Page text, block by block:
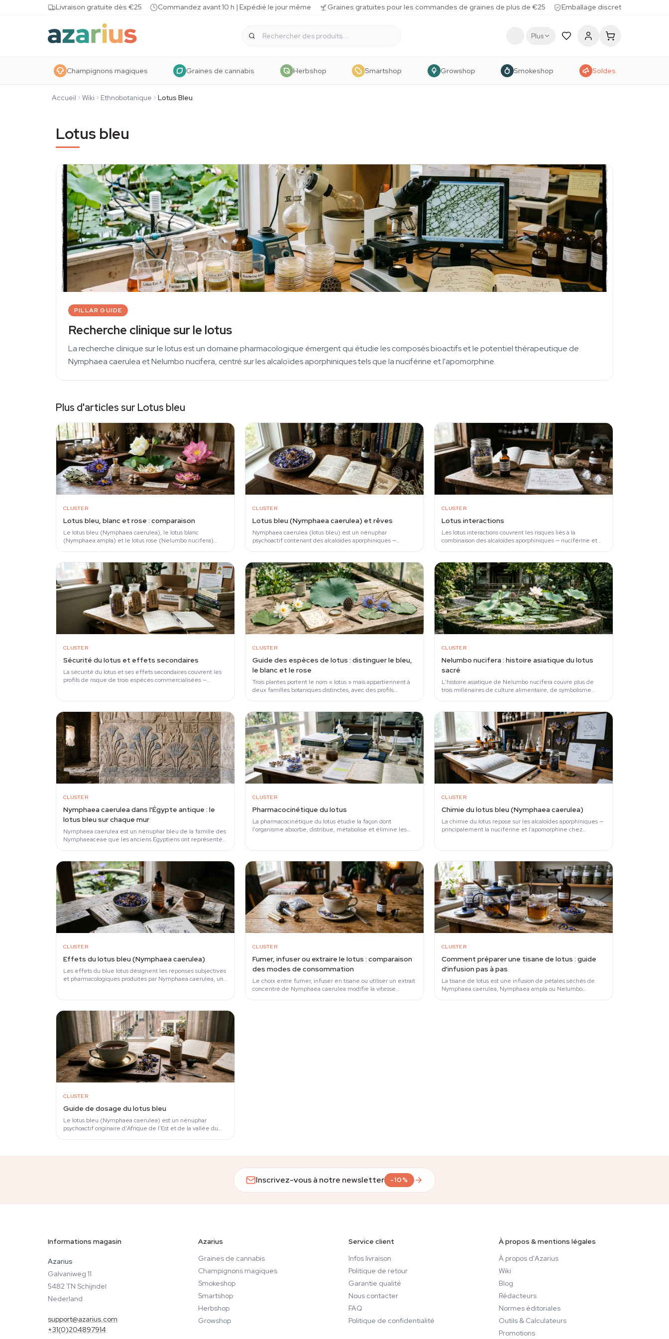
Skip to contentLivraison gratuite dès €25 Commandez avant 10 h | Expédié le jour même Graines gratuites pour les commandes de graines de plus de €25 Emballage discret
Plus
Champignons magiques Graines de cannabis Herbshop Smartshop Growshop Smokeshop Soldes
Accueil Wiki Ethnobotanique Lotus Bleu
Lotus bleu
PILLAR GUIDE
Recherche clinique sur le lotus
La recherche clinique sur le lotus est un domaine pharmacologique émergent qui étudie les composés bioactifs et le potentiel thérapeutique de
Nymphaea caerulea et Nelumbo nucifera, centré sur les alcaloïdes aporphiniques tels que la nuciférine et l'apomorphine.
Plus d'articles sur Lotus bleu
CLUSTER
Lotus bleu, blanc et rose : comparaison
Le lotus bleu (Nymphaea caerulea), le lotus blanc
(Nymphaea ampla) et le lotus rose (Nelumbo nucifera)
CLUSTER
Lotus bleu (Nymphaea caerulea) et rêves
Nymphaea caerulea (lotus bleu) est un nénuphar
psychoactif contenant des alcaloïdes aporphiniques —
CLUSTER
Lotus interactions
Les lotus interactions couvrent les risques liés à la
combinaison des alcaloïdes aporphiniques — nuciférine et
CLUSTER
Sécurité du lotus et effets secondaires
La sécurité du lotus et ses effets secondaires couvrent les
profils de risque de trois espèces commercialisées —
CLUSTER
Guide des espèces de lotus : distinguer le bleu,
le blanc et le rose
Trois plantes portent le nom « lotus » mais appartiennent à
deux familles botaniques distinctes, avec des profils
CLUSTER
Nelumbo nucifera : histoire asiatique du lotus
sacré
L'histoire asiatique de Nelumbo nucifera couvre plus de
trois millénaires de culture alimentaire, de symbolisme
CLUSTER
Nymphaea caerulea dans l'Égypte antique : le
lotus bleu sur chaque mur
Nymphaea caerulea est un nénuphar bleu de la famille des
Nymphaeaceae que les anciens Égyptiens ont représenté
CLUSTER
Pharmacocinétique du lotus
La pharmacocinétique du lotus étudie la façon dont
l'organisme absorbe, distribue, métabolise et élimine les
CLUSTER
Chimie du lotus bleu (Nymphaea caerulea)
La chimie du lotus repose sur les alcaloïdes aporphiniques —
principalement la nuciférine et l'apomorphine chez
CLUSTER
Effets du lotus bleu (Nymphaea caerulea)
Les effets du blue lotus désignent les réponses subjectives
et pharmacologiques produites par Nymphaea caerulea, un
CLUSTER
Fumer, infuser ou extraire le lotus : comparaison
des modes de consommation
Le choix entre fumer, infuser en tisane ou utiliser un extrait
concentré de Nymphaea caerulea modifie la vitesse
CLUSTER
Comment préparer une tisane de lotus : guide
d'infusion pas à pas
La tisane de lotus est une infusion de pétales séchés de
Nymphaea caerulea, Nymphaea ampla ou Nelumbo
CLUSTER
Guide de dosage du lotus bleu
Le lotus bleu (Nymphaea caerulea) est un nénuphar
psychoactif originaire d'Afrique de l'Est et de la vallée du
Inscrivez-vous à notre newsletter -10%
Informations magasin
Azarius
Galvaniweg 11
5482 TN Schijndel
Nederland
support@azarius.com
+31(0)204897914
Azarius
Graines de cannabis
Champignons magiques
Smokeshop
Smartshop
Herbshop
Growshop
Service client
Infos livraison
Politique de retour
Garantie qualité
Nous contacter
FAQ
Politique de confidentialité
À propos & mentions légales
À propos d'Azarius
Wiki
Blog
Rédacteurs
Normes éditoriales
Outils & Calculateurs
Promotions